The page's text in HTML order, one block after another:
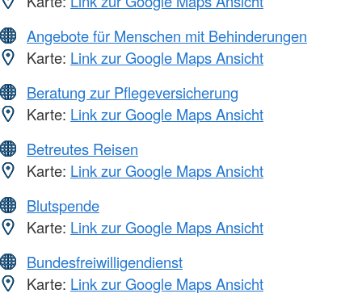
Angebote für Menschen mit Behinderungen
Karte: Link zur Google Maps Ansicht
Beratung zur Pflegeversicherung
Karte: Link zur Google Maps Ansicht
Betreutes Reisen
Karte: Link zur Google Maps Ansicht
Blutspende
Karte: Link zur Google Maps Ansicht
Bundesfreiwilligendienst
Karte: Link zur Google Maps Ansicht